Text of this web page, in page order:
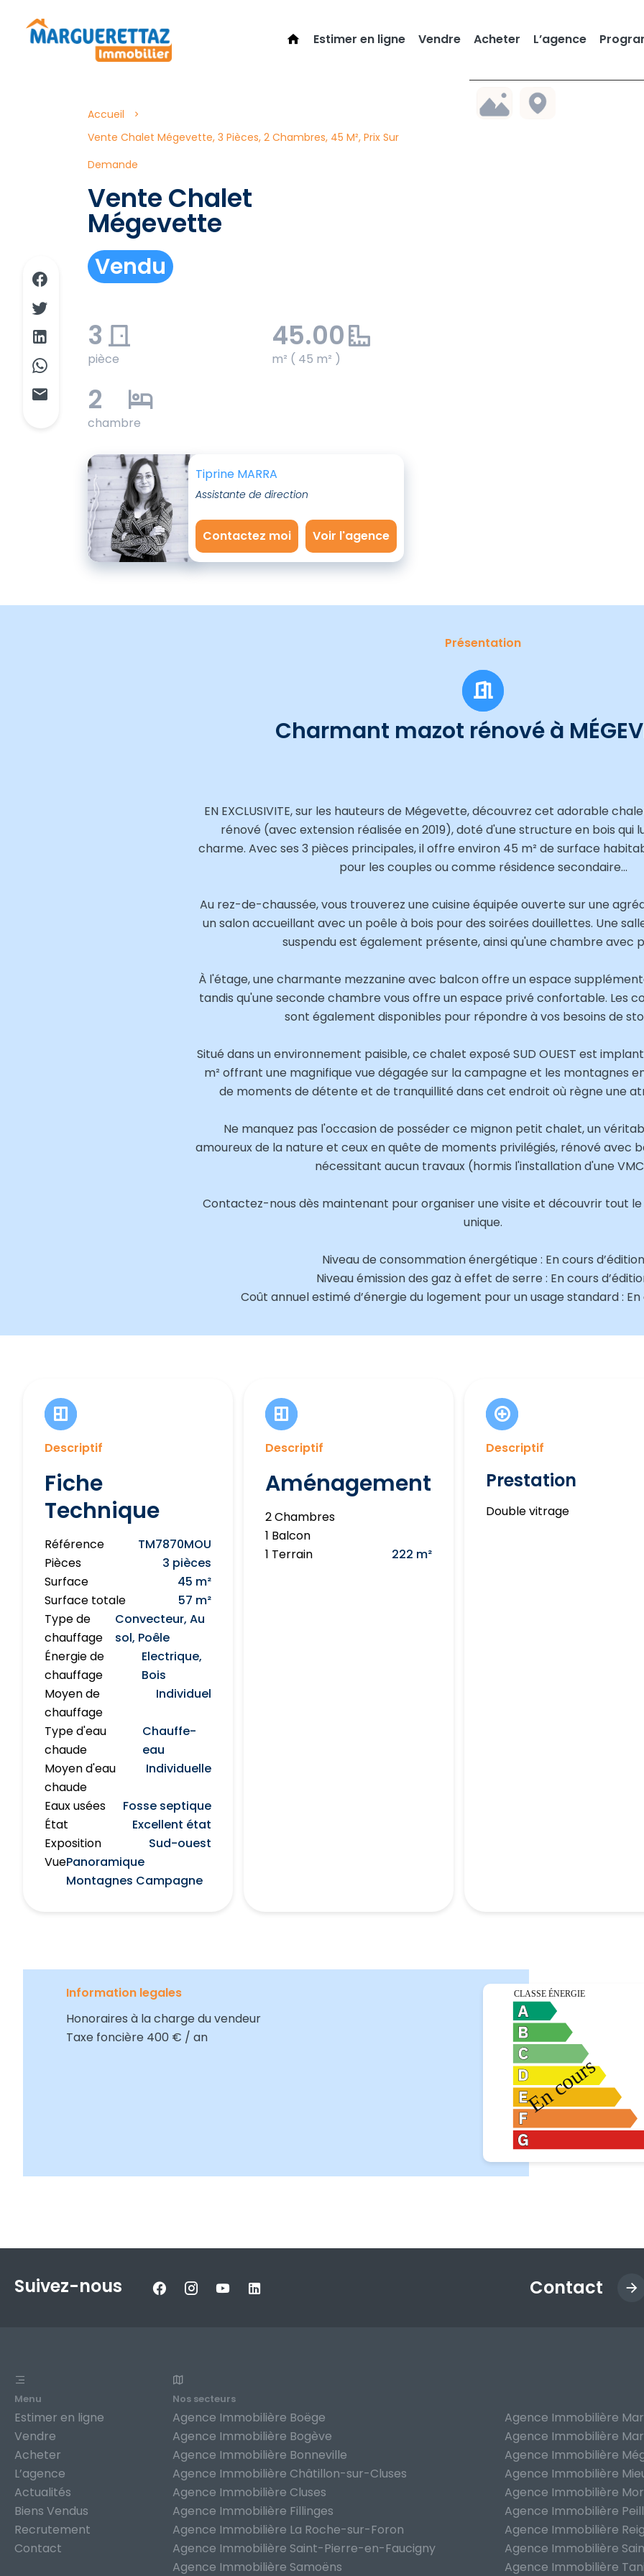
Estimer en ligne Vendre Acheter L’agence
Accueil
Vente Chalet Mégevette, 3 Pièces, 2 Chambres, 45 M², Prix Sur
Demande
Vente Chalet
Mégevette
Vendu
3
pièce
45.00
m² ( 45 m² )
2
chambre
Tiprine MARRA
Assistante de direction
Contactez moi Voir l'agence
Présentation
Charmant mazot rénové à
EN EXCLUSIVITE, sur les hauteurs de Mégevette, découvrez cet adorable
rénové (avec extension réalisée en 2019), doté d'une structure en bois qui
charme. Avec ses 3 pièces principales, il offre environ 45 m² de surface
pour les couples ou comme résidence secondaire…
Au rez-de-chaussée, vous trouverez une cuisine équipée ouverte sur une
un salon accueillant avec un poêle à bois pour des soirées douillettes. Une
suspendu est également présente, ainsi qu'une chambre avec
À l'étage, une charmante mezzanine avec balcon offre un espace
tandis qu'une seconde chambre vous offre un espace privé confortable. Les
sont également disponibles pour répondre à vos besoins de
Situé dans un environnement paisible, ce chalet exposé SUD OUEST est
m² offrant une magnifique vue dégagée sur la campagne et les montagnes
de moments de détente et de tranquillité dans cet endroit où règne une
Ne manquez pas l'occasion de posséder ce mignon petit chalet, un
amoureux de la nature et ceux en quête de moments privilégiés, rénové avec
nécessitant aucun travaux (hormis l'installation d'une
Contactez-nous dès maintenant pour organiser une visite et découvrir tout
unique.
Niveau de consommation énergétique : En cours d’édition
Niveau émission des gaz à effet de serre : En cours
Coût annuel estimé d’énergie du logement pour un usage standard : En
Descriptif
Fiche
Technique
Référence
TM7870MOU
Pièces
3 pièces
Surface
45 m²
Surface totale
57 m²
Type de
chauffage
Convecteur, Au
sol, Poêle
Énergie de
chauffage
Electrique,
Bois
Moyen de
chauffage
Individuel
Type d'eau
chaude
Chauffe-
eau
Moyen d'eau
chaude
Individuelle
Eaux usées
Fosse septique
État
Excellent état
Exposition
Sud-ouest
VuePanoramique
Montagnes Campagne
Descriptif
Aménagement
2 Chambres
1 Balcon
1 Terrain
222 m²
Descriptif
Prestation
Double vitrage
Information legales
Honoraires à la charge du vendeur
Taxe foncière 400 € / an
Suivez-nous Contact
Menu
Estimer en ligne
Vendre
Acheter
L’agence
Actualités
Biens Vendus
Recrutement
Contact
Nos secteurs
Agence Immobilière Boëge
Agence Immobilière Bogève
Agence Immobilière Bonneville
Agence Immobilière Châtillon-sur-Cluses
Agence Immobilière Cluses
Agence Immobilière Fillinges
Agence Immobilière La Roche-sur-Foron
Agence Immobilière Saint-Pierre-en-Faucigny
Agence Immobilière Samoëns
Agence Immobilière
Agence Immobilière
Agence Immobilière
Agence Immobilière
Agence Immobilière
Agence Immobilière
Agence Immobilière
Agence Immobilière
Agence Immobilière